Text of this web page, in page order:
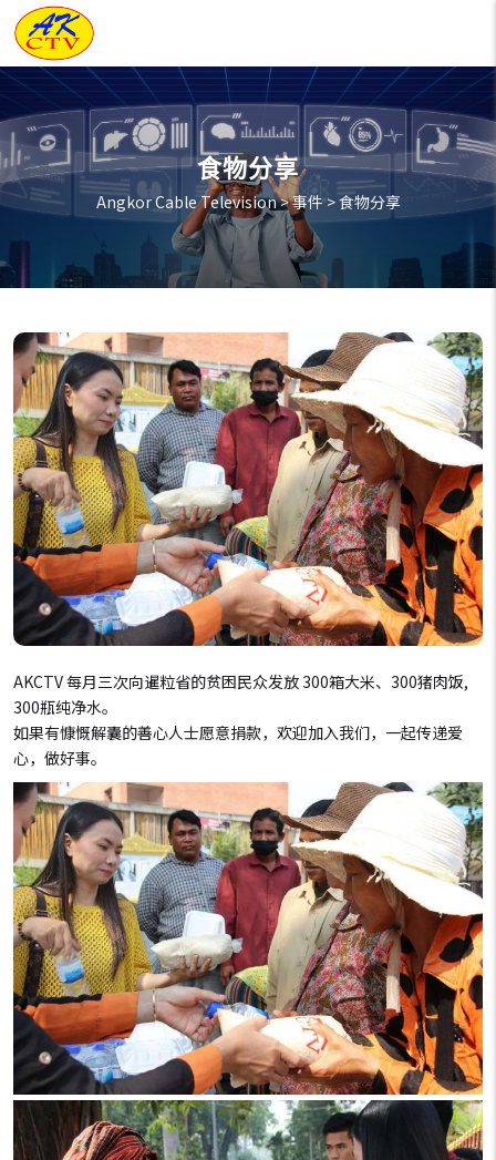
食物分享
Angkor Cable Television>事件>食物分享
AKCTV 每月三次向暹粒省的贫困民众发放 300箱大米、300猪肉饭,
300瓶纯净水。
如果有慷慨解囊的善心人士愿意捐款，欢迎加入我们，一起传递爱
心，做好事。